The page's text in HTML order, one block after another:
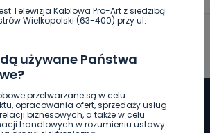
Telewizja Kablowa Pro-Art z siedzibą
Wielkopolski (63-400) przy ul.
używane Państwa
przetwarzane są w celu
opracowania ofert, sprzedaży usług
biznesowych, a także w celu
handlowych w rozumieniu ustawy